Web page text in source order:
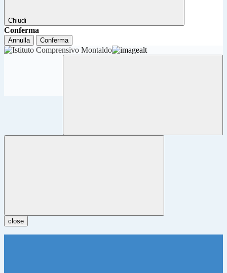
Chiudi
Conferma
Annulla Conferma
close